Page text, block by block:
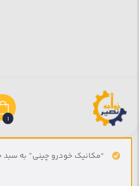
1
“مکانیک خودرو چینی” به سبد